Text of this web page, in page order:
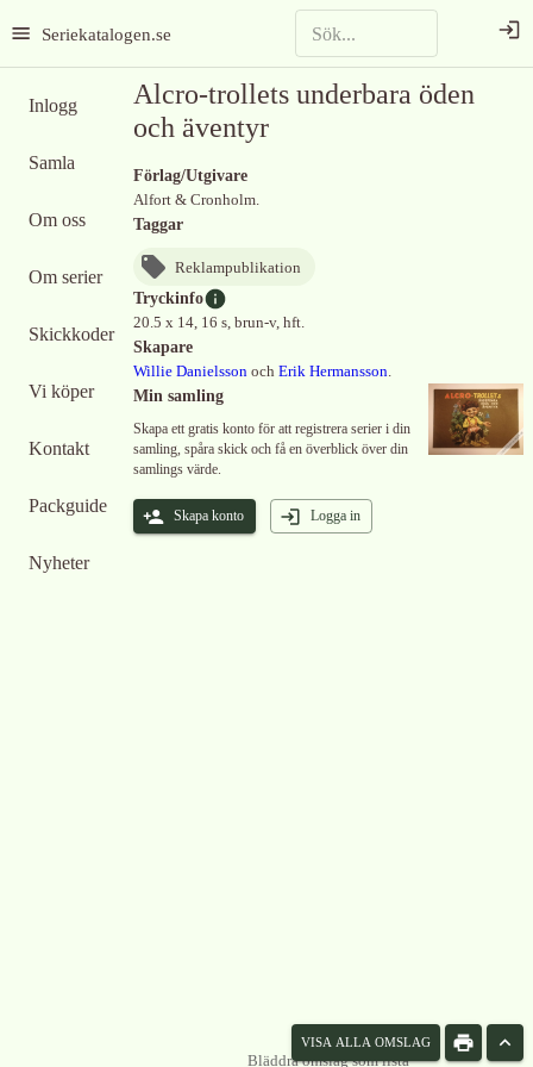
Seriekatalogen.se
Inlogg
Samla
Om oss
Om serier
Skickkoder
Vi köper
Kontakt
Packguide
Nyheter
Alcro-trollets underbara öden
och äventyr
Förlag/Utgivare
Alfort & Cronholm.
Taggar
Reklampublikation
Tryckinfo
20.5 x 14, 16 s, brun-v, hft.
Skapare
Willie Danielsson och Erik Hermansson.
Min samling
Skapa ett gratis konto för att registrera serier i din
samling, spåra skick och få en överblick över din
samlings värde.
Skapa konto Logga in
VISA ALLA OMSLAG
Bläddra omslag som lista